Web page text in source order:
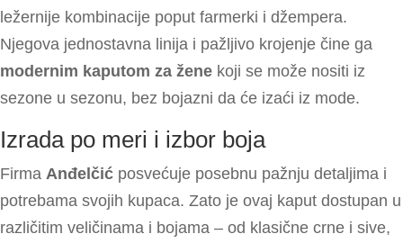
ležernije kombinacije poput farmerki i džempera.
Njegova jednostavna linija i pažljivo krojenje čine ga
modernim kaputom za žene koji se može nositi iz
sezone u sezonu, bez bojazni da će izaći iz mode.
Izrada po meri i izbor boja
Firma Anđelčić posvećuje posebnu pažnju detaljima i
potrebama svojih kupaca. Zato je ovaj kaput dostupan u
različitim veličinama i bojama – od klasične crne i sive,